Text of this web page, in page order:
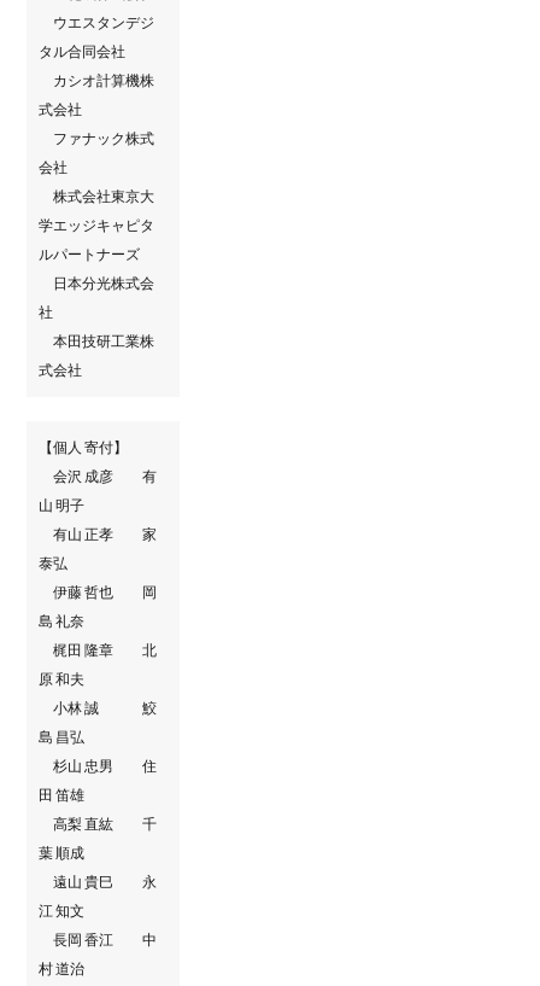
ウエスタンデジ
タル合同会社
カシオ計算機株
式会社
ファナック株式
会社
株式会社東京大
学エッジキャピタ
ルパートナーズ
日本分光株式会
社
本田技研工業株
式会社
【個人 寄付】
会沢 成彦 有
山 明子
有山 正孝 家
泰弘
伊藤 哲也 岡
島 礼奈
梶田 隆章 北
原 和夫
小林 誠 鮫
島 昌弘
杉山 忠男 住
田 笛雄
高梨 直紘 千
葉 順成
遠山 貴巳 永
江 知文
長岡 香江 中
村 道治